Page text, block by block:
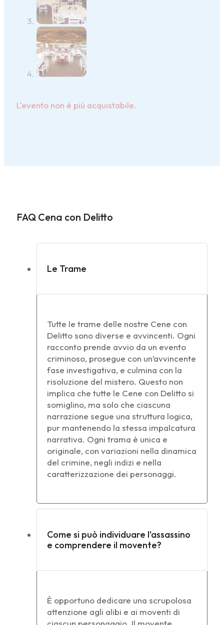
L'evento non è più acquistabile.
FAQ Cena con Delitto
Le Trame
Tutte le trame delle nostre Cene con
Delitto sono diverse e avvincenti. Ogni
racconto prende avvio da un evento
criminoso, prosegue con un’avvincente
fase investigativa, e culmina con la
risoluzione del mistero. Questo non
implica che tutte le Cene con Delitto si
somiglino, ma solo che ciascuna
narrazione segue una struttura logica,
pur mantenendo la stessa impalcatura
narrativa. Ogni trama è unica e
originale, con variazioni nella dinamica
del crimine, negli indizi e nella
caratterizzazione dei personaggi.
Come si può individuare l'assassino
e comprendere il movente?
È opportuno dedicare una scrupolosa
attenzione agli alibi e ai moventi di